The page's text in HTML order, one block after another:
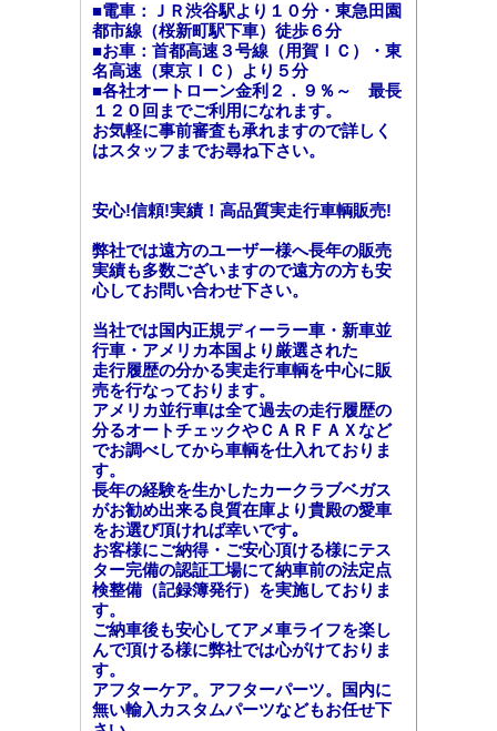
■電車：ＪＲ渋谷駅より１０分・東急田園
都市線（桜新町駅下車）徒歩６分
■お車：首都高速３号線（用賀ＩＣ）・東
名高速（東京ＩＣ）より５分
■各社オートローン金利２．９％～ 最長
１２０回までご利用になれます。
お気軽に事前審査も承れますので詳しく
はスタッフまでお尋ね下さい。
安心!信頼!実績！高品質実走行車輌販売!
弊社では遠方のユーザー様へ長年の販売
実績も多数ございますので遠方の方も安
心してお問い合わせ下さい。
当社では国内正規ディーラー車・新車並
行車・アメリカ本国より厳選された
走行履歴の分かる実走行車輌を中心に販
売を行なっております。
アメリカ並行車は全て過去の走行履歴の
分るオートチェックやＣＡＲＦＡＸなど
でお調べしてから車輌を仕入れておりま
す。
長年の経験を生かしたカークラブベガス
がお勧め出来る良質在庫より貴殿の愛車
をお選び頂ければ幸いです｡
お客様にご納得・ご安心頂ける様にテス
ター完備の認証工場にて納車前の法定点
検整備（記録簿発行）を実施しておりま
す。
ご納車後も安心してアメ車ライフを楽し
んで頂ける様に弊社では心がけておりま
す。
アフターケア。アフターパーツ。国内に
無い輸入カスタムパーツなどもお任せ下